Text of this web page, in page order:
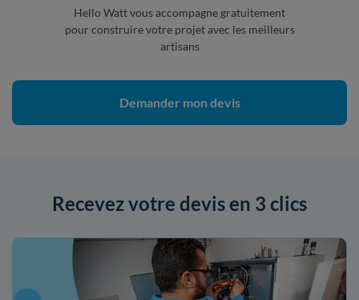
Hello Watt vous accompagne gratuitement
pour construire votre projet avec les meilleurs
artisans
Demander mon devis
Recevez votre devis en 3 clics